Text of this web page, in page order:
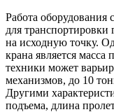
Работа оборудования
для транспортировки
на исходную точку.
крана является масса
техники может
механизмов, до 10
Другими
подъема, длина